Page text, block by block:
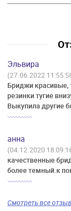
Эльвира
(27.06.2022
Бриджи красивые,
резинки тугие
Выкупила другие
анна
(04.12.2020
качественные
более темный.к
Смотреть все